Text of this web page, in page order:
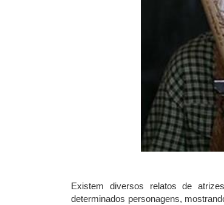
Existem diversos relatos de
determinados personagens,